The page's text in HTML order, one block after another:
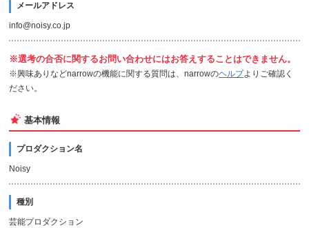
メールアドレス
info@noisy.co.jp
※選考の合否に関するお問い合わせにはお答えすることはできません。
※興味ありなどnarrowの機能に関する質問は、narrowのヘルプよりご確認く
ださい。
基本情報
プロダクション名
Noisy
種別
芸能プロダクション